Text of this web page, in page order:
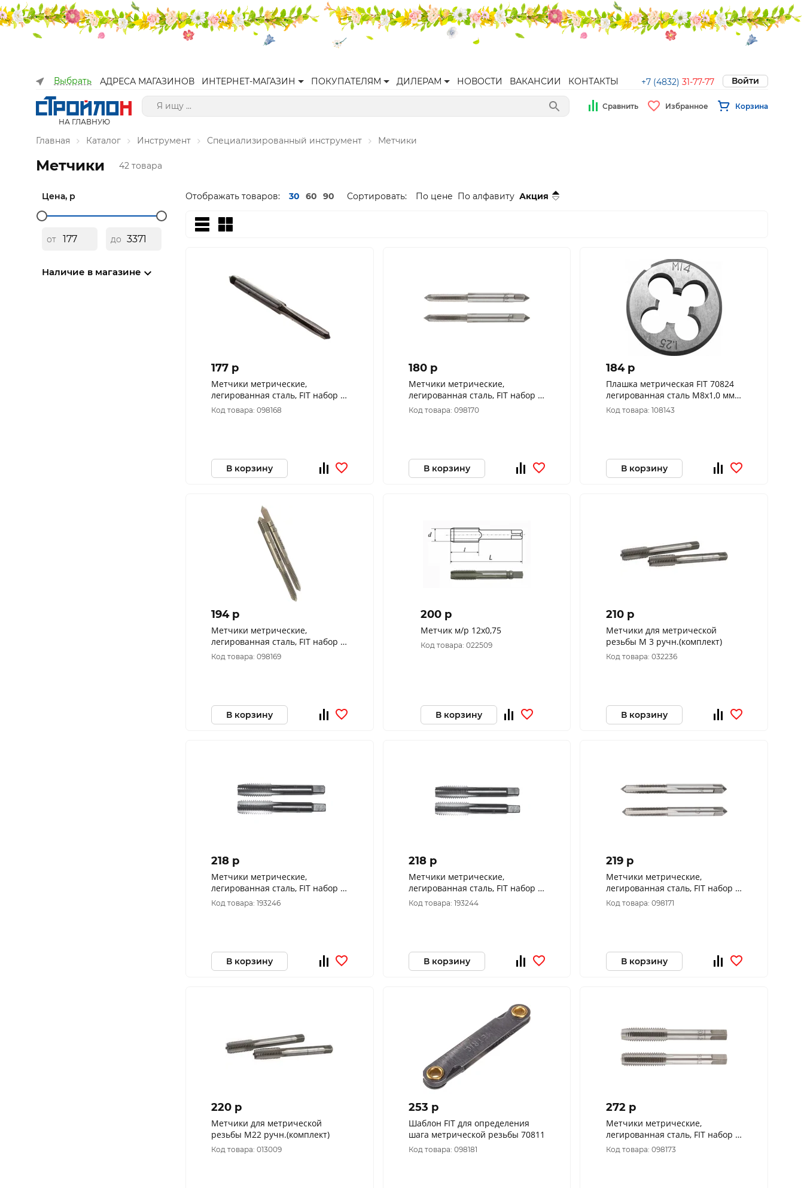
Выбрать АДРЕСА МАГАЗИНОВ ИНТЕРНЕТ-МАГАЗИН ПОКУПАТЕЛЯМ ДИЛЕРАМ НОВОСТИ ВАКАНСИИ КОНТАКТЫ +7 (4832) 31-77-77 Войти
НА ГЛАВНУЮ
Сравнить Избранное Корзина
Главная Каталог Инструмент Специализированный инструмент Метчики
Метчики 42 товара
Цена, р
от до
Наличие в магазине
Отображать товаров: 30 60 90 Сортировать: По цене По алфавиту Акция
177 p
Метчики метрические,
легированная сталь, FIT набор 2
шт. М3х0,5 мм 70840
Код товара: 098168
В корзину
180 p
Метчики метрические,
легированная сталь, FIT набор 2
шт. М5х0,8 мм 70842
Код товара: 098170
В корзину
184 p
Плашка метрическая FIT 70824
легированная сталь М8х1,0 мм
70824
Код товара: 108143
В корзину
194 p
Метчики метрические,
легированная сталь, FIT набор 2
шт. М4х0,7 мм 70841
Код товара: 098169
В корзину
200 p
Метчик м/р 12х0,75
Код товара: 022509
В корзину
210 p
Метчики для метрической
резьбы М 3 ручн.(комплект)
Код товара: 032236
В корзину
218 p
Метчики метрические,
легированная сталь, FIT набор 2
шт. М6х0,75 мм 70839
Код товара: 193246
В корзину
218 p
Метчики метрические,
легированная сталь, FIT набор 2
шт. М6х0,5 мм 70838
Код товара: 193244
В корзину
219 p
Метчики метрические,
легированная сталь, FIT набор 2
шт. М6х1,0 мм 70843
Код товара: 098171
В корзину
220 p
Метчики для метрической
резьбы М22 ручн.(комплект)
Код товара: 013009
253 p
Шаблон FIT для определения
шага метрической резьбы 70811
Код товара: 098181
272 p
Метчики метрические,
легированная сталь, FIT набор 2
шт. М8х1,25 мм 70845
Код товара: 098173